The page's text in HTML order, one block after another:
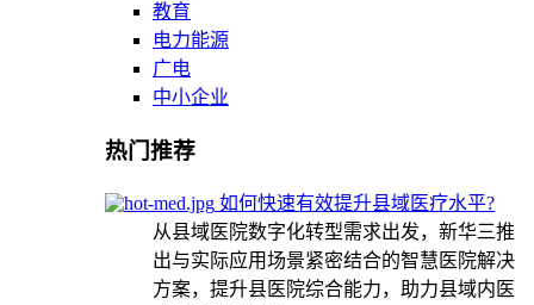
教育
电力能源
广电
中小企业
热门推荐
如何快速有效提升县域医疗水平?
从县域医院数字化转型需求出发，新华三推
出与实际应用场景紧密结合的智慧医院解决
方案，提升县医院综合能力，助力县域内医